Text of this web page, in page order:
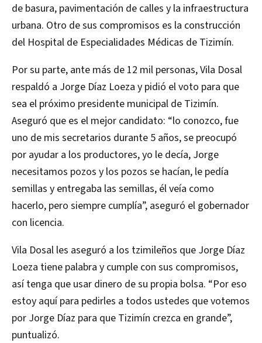
de basura, pavimentación de calles y la infraestructura
urbana. Otro de sus compromisos es la construcción
del Hospital de Especialidades Médicas de Tizimín.
Por su parte, ante más de 12 mil personas, Vila Dosal
respaldó a Jorge Díaz Loeza y pidió el voto para que
sea el próximo presidente municipal de Tizimín.
Aseguró que es el mejor candidato: “lo conozco, fue
uno de mis secretarios durante 5 años, se preocupó
por ayudar a los productores, yo le decía, Jorge
necesitamos pozos y los pozos se hacían, le pedía
semillas y entregaba las semillas, él veía como
hacerlo, pero siempre cumplía”, aseguró el gobernador
con licencia.
Vila Dosal les aseguró a los tzimileños que Jorge Díaz
Loeza tiene palabra y cumple con sus compromisos,
así tenga que usar dinero de su propia bolsa. “Por eso
estoy aquí para pedirles a todos ustedes que votemos
por Jorge Díaz para que Tizimín crezca en grande”,
puntualizó.